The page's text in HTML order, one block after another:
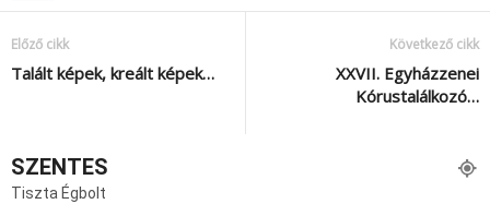
Előző cikk
Talált képek, kreált képek…
Következő cikk
XXVII. Egyházzenei
Kórustalálkozó…
SZENTES
Tiszta Égbolt